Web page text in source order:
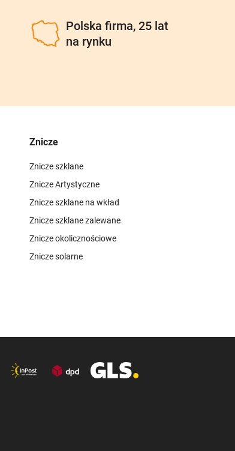
Polska firma, 25 lat
na rynku
Znicze
Znicze szklane
Znicze Artystyczne
Znicze szklane na wkład
Znicze szklane zalewane
Znicze okolicznościowe
Znicze solarne